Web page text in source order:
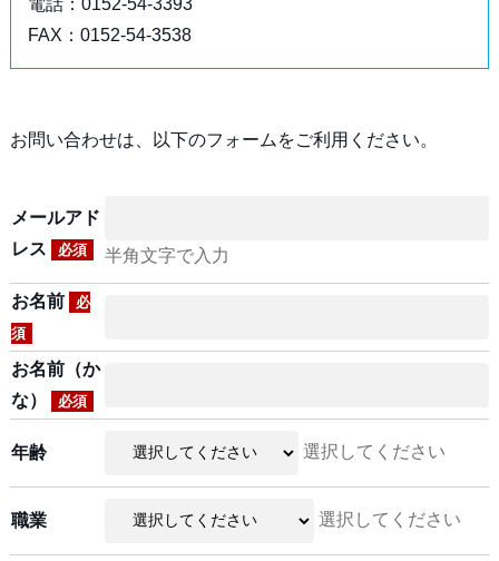
電話：0152-54-3393
FAX：0152-54-3538
お問い合わせは、以下のフォームをご利用ください。
メールアド
レス
必須 半角文字で入力
お名前
必
須
お名前（か
な）
必須
年齢 選択してください
職業 選択してください